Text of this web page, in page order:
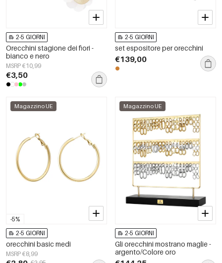
2-5 GIORNI
Orecchini stagione dei fiori -
bianco e nero
MSRP €10,99
€3,50
2-5 GIORNI
set espositore per orecchini
€139,00
-5%
Magazzino UE
2-5 GIORNI
orecchini basic medi
MSRP €8,99
Magazzino UE
2-5 GIORNI
Gli orecchini mostrano maglie -
argento/Colore oro